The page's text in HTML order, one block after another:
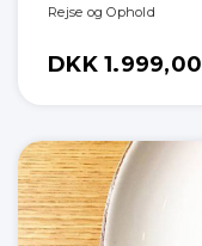
Rejse og Ophold
DKK 1.999,00